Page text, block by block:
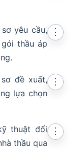
yêu cầu,
thầu áp
⋮
đề xuất,
lựa chọn
⋮
thuật đối
thầu qua
⋮